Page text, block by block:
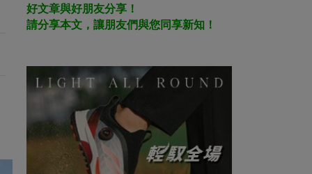
好文章與好朋友分享！
請分享本文，讓朋友們與您同享新知！